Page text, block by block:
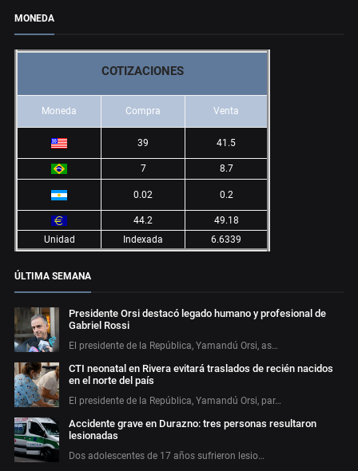
MONEDA
COTIZACIONES
Moneda Compra Venta
39 41.5
7 8.7
0.02 0.2
44.2
49.18
Unidad
Indexada 6.6339
ÚLTIMA SEMANA
Presidente Orsi destacó legado humano y profesional de
Gabriel Rossi
El presidente de la República, Yamandú Orsi, as…
CTI neonatal en Rivera evitará traslados de recién nacidos
en el norte del país
El presidente de la República, Yamandú Orsi, par…
Accidente grave en Durazno: tres personas resultaron
lesionadas
Dos adolescentes de 17 años sufrieron lesio…